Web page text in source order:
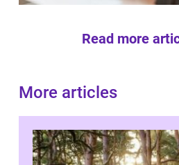
Read more
More articles